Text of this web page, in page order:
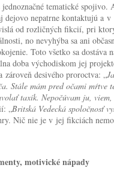
tematické
nepatrne kontaktujú a
od rozličných fikcií, pri
no nevyhýba sa ani
Toto všetko sa
doba východiskom jej
desivého proroctva: „
Stále mám pred očami
taxík. Nepočúvam ju,
„Britská Vedecká spoločnosť
Nič nie je v jej fikciách
motivické nápady